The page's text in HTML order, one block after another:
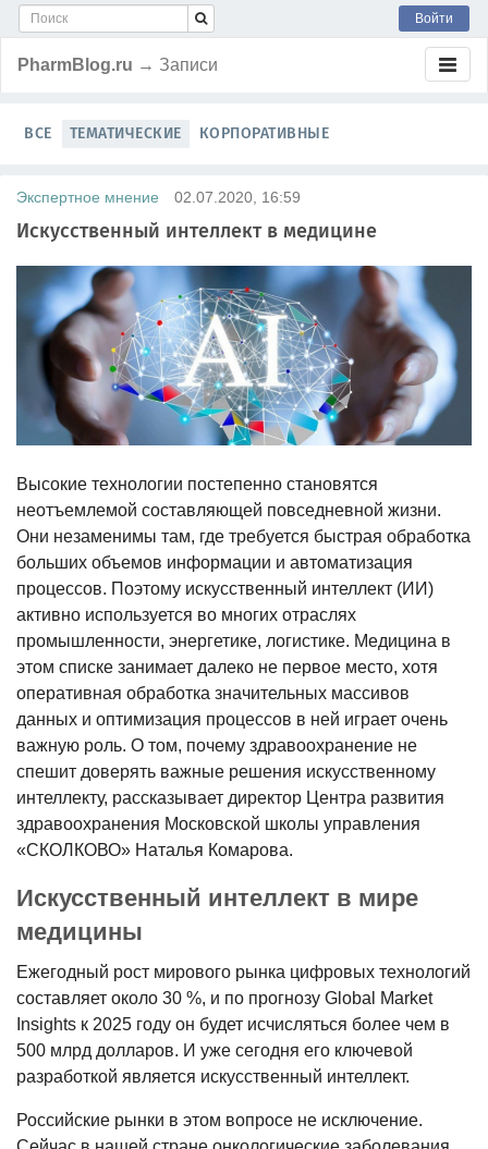
Войти
PharmBlog.ru → Записи
ВСЕ ТЕМАТИЧЕСКИЕ КОРПОРАТИВНЫЕ
Экспертное мнение 02.07.2020, 16:59
Искусственный интеллект в медицине
Высокие технологии постепенно становятся
неотъемлемой составляющей повседневной жизни.
Они незаменимы там, где требуется быстрая обработка
больших объемов информации и автоматизация
процессов. Поэтому искусственный интеллект (ИИ)
активно используется во многих отраслях
промышленности, энергетике, логистике. Медицина в
этом списке занимает далеко не первое место, хотя
оперативная обработка значительных массивов
данных и оптимизация процессов в ней играет очень
важную роль. О том, почему здравоохранение не
спешит доверять важные решения искусственному
интеллекту, рассказывает директор Центра развития
здравоохранения Московской школы управления
«СКОЛКОВО» Наталья Комарова.
Искусственный интеллект в мире
медицины
Ежегодный рост мирового рынка цифровых технологий
составляет около 30 %, и по прогнозу Global Market
Insights к 2025 году он будет исчисляться более чем в
500 млрд долларов. И уже сегодня его ключевой
разработкой является искусственный интеллект.
Российские рынки в этом вопросе не исключение.